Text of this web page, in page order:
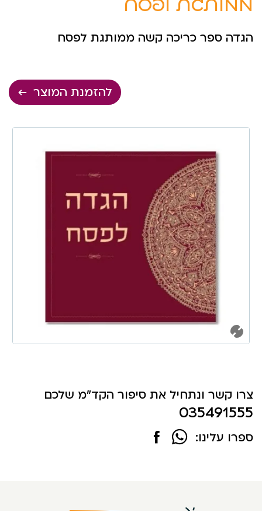
הגדה ספר כריכה קשה ממותגת לפסח
להזמנת המוצר
צרו קשר ונתחיל את סיפור הקד"מ שלכם
035491555
ספרו עלינו: